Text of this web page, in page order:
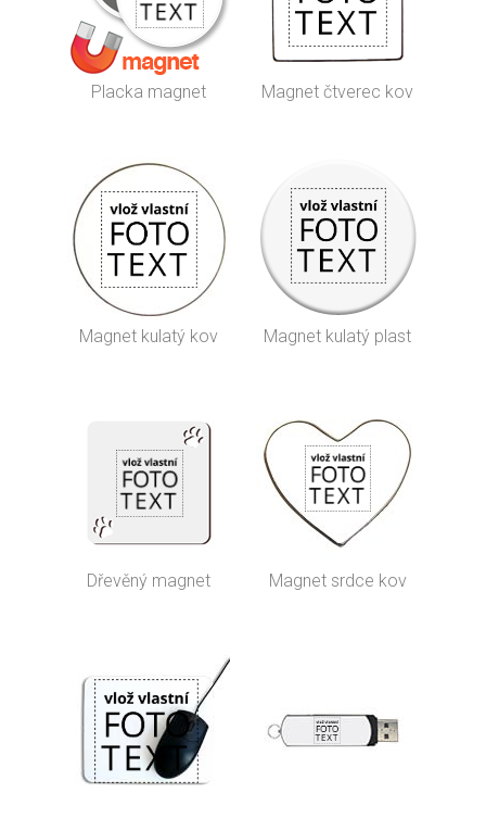
Placka magnet Magnet čtverec kov
Magnet kulatý kov Magnet kulatý plast
Dřevěný magnet Magnet srdce kov